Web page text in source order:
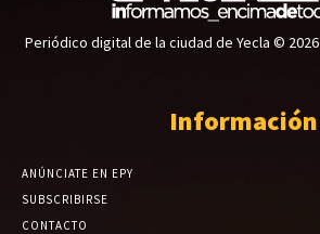
Periódico digital de la ciudad de Yecla © 2026
Información
ANÚNCIATE EN EPY
SUBSCRIBIRSE
CONTACTO